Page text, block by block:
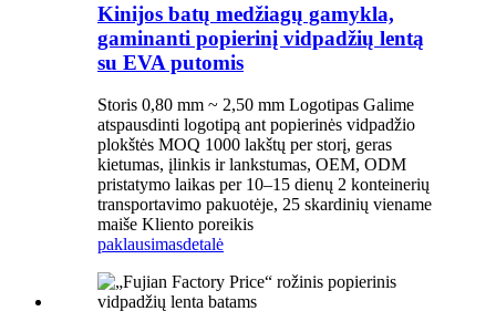
Kinijos batų medžiagų gamykla,
gaminanti popierinį vidpadžių lentą
su EVA putomis
Storis 0,80 mm ~ 2,50 mm Logotipas Galime
atspausdinti logotipą ant popierinės vidpadžio
plokštės MOQ 1000 lakštų per storį, geras
kietumas, įlinkis ir lankstumas, OEM, ODM
pristatymo laikas per 10–15 dienų 2 konteinerių
transportavimo pakuotėje, 25 skardinių viename
maiše Kliento poreikis
paklausimasdetalė